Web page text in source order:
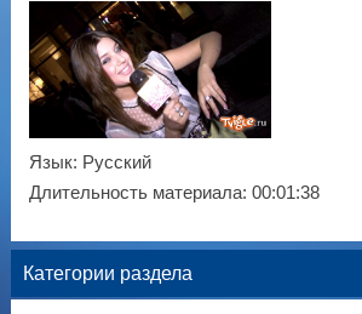
Язык: Русский
Длительность материала: 00:01:38
Категории раздела